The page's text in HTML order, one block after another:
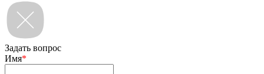
Задать вопрос
Имя*